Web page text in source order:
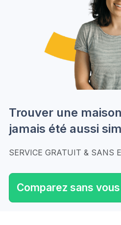
Trouver une
jamais été aussi
SERVICE GRATUIT & SANS
Comparez sans